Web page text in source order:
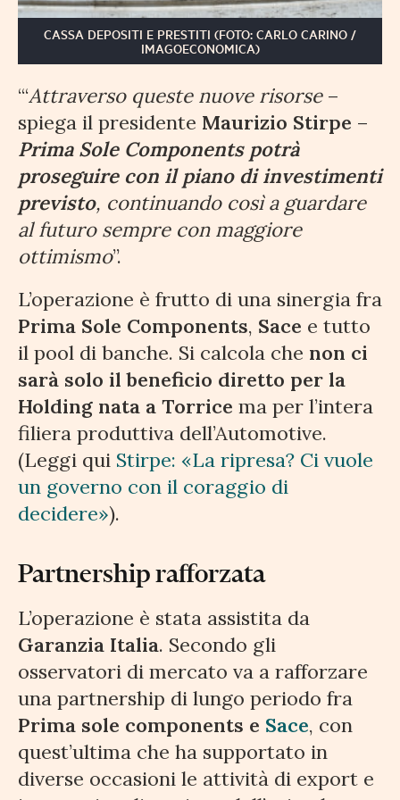
CASSA DEPOSITI E PRESTITI (FOTO: CARLO CARINO /
IMAGOECONOMICA)
‘“Attraverso queste nuove risorse–
spiega il presidente Maurizio Stirpe –
Prima Sole Components potrà
proseguire con il piano di investimenti
previsto, continuando così a guardare
al futuro sempre con maggiore
ottimismo”.
L’operazione è frutto di una sinergia fra
Prima Sole Components, Sace e tutto
il pool di banche. Si calcola che non ci
sarà solo il beneficio diretto per la
Holding nata a Torrice ma per l’intera
filiera produttiva dell’Automotive.
(Leggi qui Stirpe: «La ripresa? Ci vuole
un governo con il coraggio di
decidere»).
Partnership rafforzata
L’operazione è stata assistita da
Garanzia Italia. Secondo gli
osservatori di mercato va a rafforzare
una partnership di lungo periodo fra
Prima sole components e Sace, con
quest’ultima che ha supportato in
diverse occasioni le attività di export e